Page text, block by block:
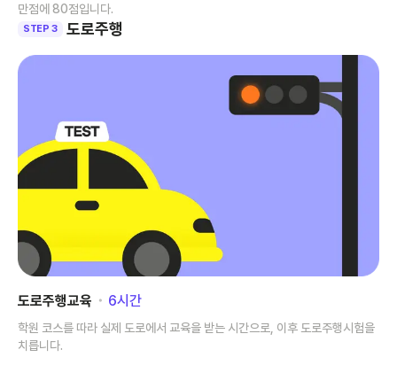
만점에 80점입니다.
STEP 3 도로주행
도로주행교육 ･ 6시간
학원 코스를 따라 실제 도로에서 교육을 받는 시간으로, 이후 도로주행시험을
치릅니다.